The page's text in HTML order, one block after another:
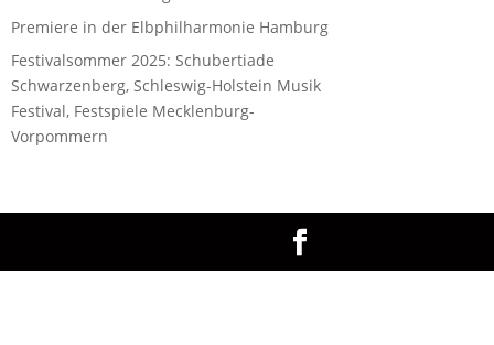
Premiere in der Elbphilharmonie Hamburg
Festivalsommer 2025: Schubertiade
Schwarzenberg, Schleswig-Holstein Musik
Festival, Festspiele Mecklenburg-
Vorpommern